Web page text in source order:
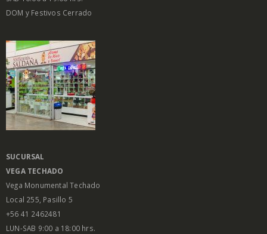
DOM y Festivos Cerrado
SUCURSAL
VEGA TECHADO
Vega Monumental Techado
Local 255, Pasillo 5
+56 41 2462481
LUN-SAB 9:00 a 18:00 hrs.